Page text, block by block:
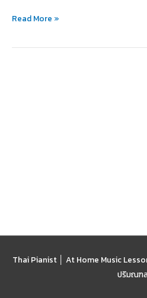
Read More »
Thai Pianist │ At Home Music
ปริมณฑ